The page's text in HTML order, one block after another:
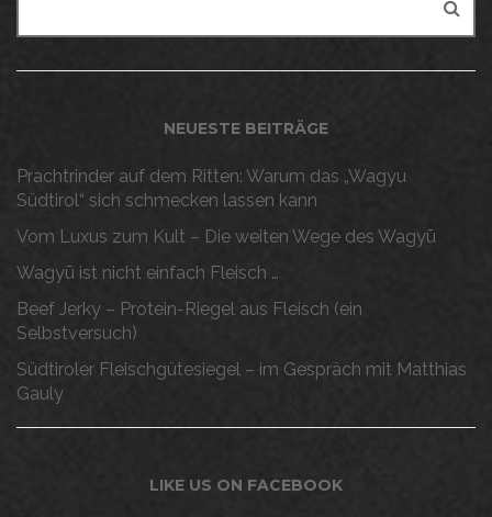
NEUESTE BEITRÄGE
Prachtrinder auf dem Ritten: Warum das „Wagyu
Südtirol“ sich schmecken lassen kann
Vom Luxus zum Kult – Die weiten Wege des Wagyū
Wagyū ist nicht einfach Fleisch …
Beef Jerky – Protein-Riegel aus Fleisch (ein
Selbstversuch)
Südtiroler Fleischgütesiegel – im Gespräch mit Matthias
Gauly
LIKE US ON FACEBOOK